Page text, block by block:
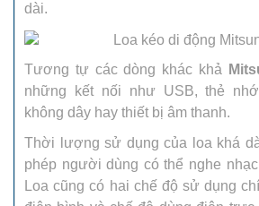
dài.
Tương tự các dòng khác khả
những kết nối như USB, thẻ
không dây hay thiết bị âm thanh.
Thời lượng sử dụng của loa khá
phép người dùng có thể nghe
Loa cũng có hai chế độ sử dụng